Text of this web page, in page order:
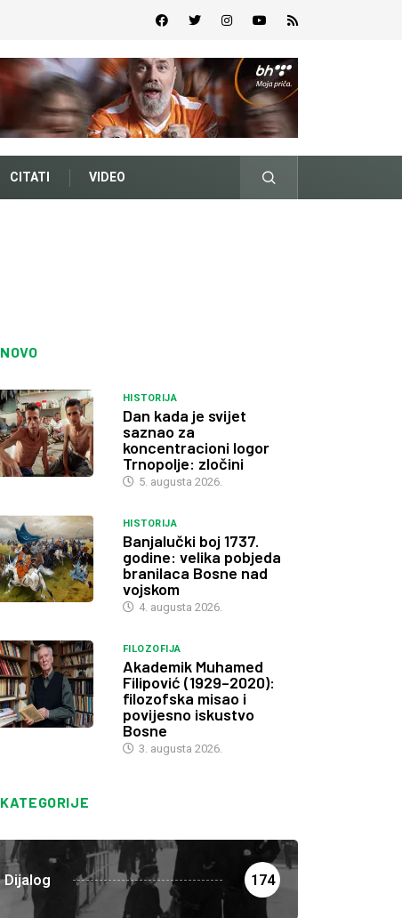
CITATI VIDEO
NOVO
HISTORIJA
Dan kada je svijet
saznao za
koncentracioni logor
Trnopolje: zločini
5. augusta 2026.
HISTORIJA
Banjalučki boj 1737.
godine: velika pobjeda
branilaca Bosne nad
vojskom
4. augusta 2026.
FILOZOFIJA
Akademik Muhamed
Filipović (1929–2020):
filozofska misao i
povijesno iskustvo
Bosne
3. augusta 2026.
KATEGORIJE
Dijalog 174